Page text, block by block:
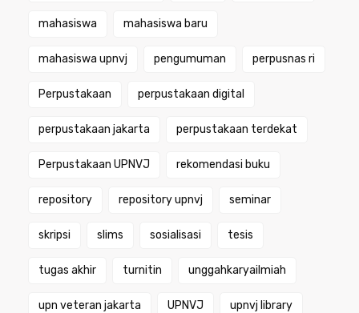
mahasiswa mahasiswa baru
mahasiswa upnvj pengumuman perpusnas ri
Perpustakaan perpustakaan digital
perpustakaan jakarta perpustakaan terdekat
Perpustakaan UPNVJ rekomendasi buku
repository repository upnvj seminar
skripsi slims sosialisasi tesis
tugas akhir turnitin unggahkaryailmiah
upn veteran jakarta UPNVJ upnvj library